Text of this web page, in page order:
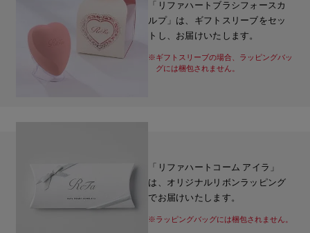
「リファハートブラシフォースカ
ルプ」は、ギフトスリーブをセッ
トし、お届けいたします。
※ギフトスリーブの場合、ラッピングバッ
グには梱包されません。
「リファハートコーム アイラ」
は、オリジナルリボンラッピング
でお届けいたします。
※ラッピングバッグには梱包されません。